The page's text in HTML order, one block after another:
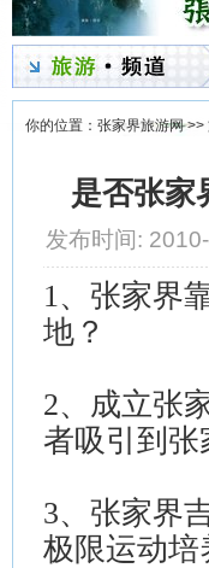
你的位置： 张家界旅游网>>
是否张家
发布时间:
1、张家界
地？
2、成立张
者吸引到张
3、张家界
极限运动